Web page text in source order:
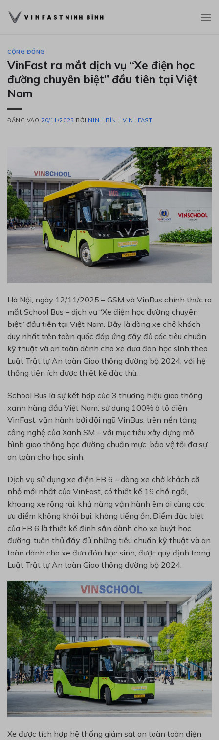
qua
CỘNG ĐỒNG
VinFast ra mắt dịch vụ “Xe điện học
đường chuyên biệt” đầu tiên tại Việt
Nam
ĐĂNG VÀO 20/11/2025 BỞI NINH BÌNH VINHFAST
Hà Nội, ngày 12/11/2025 – GSM và VinBus chính thức ra
mắt School Bus – dịch vụ “Xe điện học đường chuyên
biệt” đầu tiên tại Việt Nam. Đây là dòng xe chở khách
duy nhất trên toàn quốc đáp ứng đầy đủ các tiêu chuẩn
kỹ thuật và an toàn dành cho xe đưa đón học sinh theo
Luật Trật tự An toàn Giao thông đường bộ 2024, với hệ
thống tiện ích được thiết kế đặc thù.
School Bus là sự kết hợp của 3 thương hiệu giao thông
xanh hàng đầu Việt Nam: sử dụng 100% ô tô điện
VinFast, vận hành bởi đội ngũ VinBus, trên nền tảng
công nghệ của Xanh SM – với mục tiêu xây dựng mô
hình giao thông học đường chuẩn mực, bảo vệ tối đa sự
an toàn cho học sinh.
Dịch vụ sử dụng xe điện EB 6 – dòng xe chở khách cỡ
nhỏ mới nhất của VinFast, có thiết kế 19 chỗ ngồi,
khoang xe rộng rãi, khả năng vận hành êm ái cùng các
ưu điểm không khói bụi, không tiếng ồn. Điểm đặc biệt
của EB 6 là thiết kế định sẵn dành cho xe buýt học
đường, tuân thủ đầy đủ những tiêu chuẩn kỹ thuật và an
toàn dành cho xe đưa đón học sinh, được quy định trong
Luật Trật tự An toàn Giao thông đường bộ 2024.
Xe được tích hợp hệ thống giám sát an toàn toàn diện